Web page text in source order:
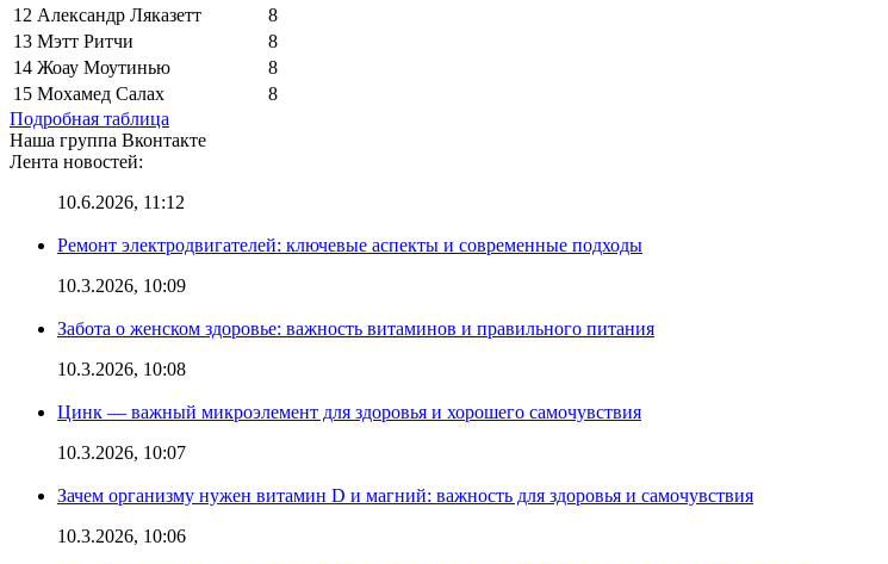
12 Александр Ляказетт
8
13 Мэтт Ритчи
8
14 Жоау Моутинью
8
15 Мохамед Салах
8
Подробная таблица
Наша группа Вконтакте
Лента новостей:
10.6.2026, 11:12
Ремонт электродвигателей: ключевые аспекты и современные подходы
10.3.2026, 10:09
Забота о женском здоровье: важность витаминов и правильного питания
10.3.2026, 10:08
Цинк — важный микроэлемент для здоровья и хорошего самочувствия
10.3.2026, 10:07
Зачем организму нужен витамин D и магний: важность для здоровья и самочувствия
10.3.2026, 10:06